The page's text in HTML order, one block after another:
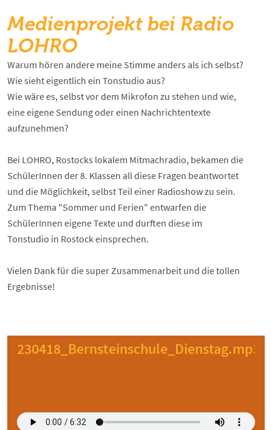
Medienprojekt bei Radio
LOHRO
Warum hören andere meine Stimme anders als ich selbst?
Wie sieht eigentlich ein Tonstudio aus?
Wie wäre es, selbst vor dem Mikrofon zu stehen und wie,
eine eigene Sendung oder einen Nachrichtentexte
aufzunehmen?
Bei LOHRO, Rostocks lokalem Mitmachradio, bekamen die
SchülerInnen der 8. Klassen all diese Fragen beantwortet
und die Möglichkeit, selbst Teil einer Radioshow zu sein.
Zum Thema "Sommer und Ferien" entwarfen die
SchülerInnen eigene Texte und durften diese im
Tonstudio in Rostock einsprechen.
Vielen Dank für die super Zusammenarbeit und die tollen
Ergebnisse!
230418_Bernsteinschule_Dienstag.mp3